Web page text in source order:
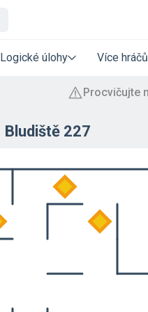
Logické úlohy Více hráčů
Bludiště 227